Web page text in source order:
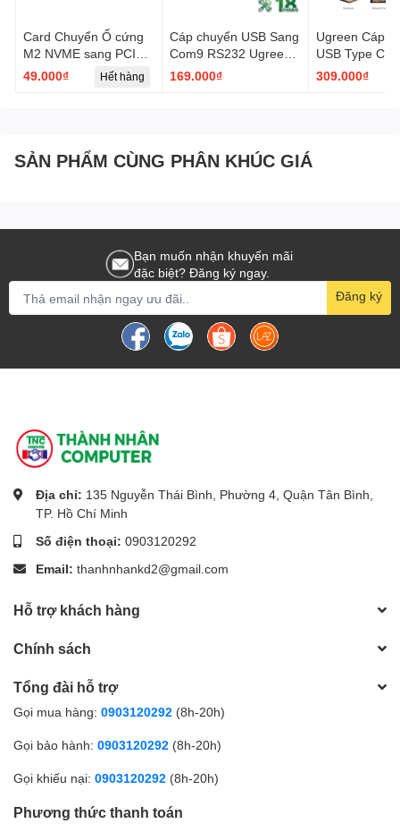
Card Chuyển Ổ cứng
M2 NVME sang PCIE
X16 X8 X4 Chuyên
49.000₫ Hết hàng
Cáp chuyển USB Sang
Com9 RS232 Ugreen
20201 CR104 dài
169.000₫
Ugreen Cáp
USB Type C
mạng Lan, RJ
309.000₫
SẢN PHẨM CÙNG PHÂN KHÚC GIÁ
Bạn muốn nhận khuyến mãi
đặc biệt? Đăng ký ngay.
Đăng ký
Địa chỉ: 135 Nguyễn Thái Bình, Phường 4, Quận Tân Bình,
TP. Hồ Chí Minh
Số điện thoại: 0903120292
Email: thanhnhankd2@gmail.com
Hỗ trợ khách hàng
Chính sách
Tổng đài hỗ trợ
Gọi mua hàng: 0903120292 (8h-20h)
Gọi bảo hành: 0903120292 (8h-20h)
Gọi khiếu nại: 0903120292 (8h-20h)
Phương thức thanh toán